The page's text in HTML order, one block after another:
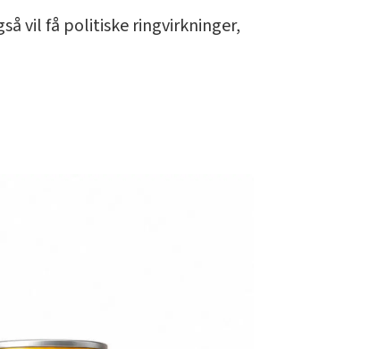
vil få politiske ringvirkninger,